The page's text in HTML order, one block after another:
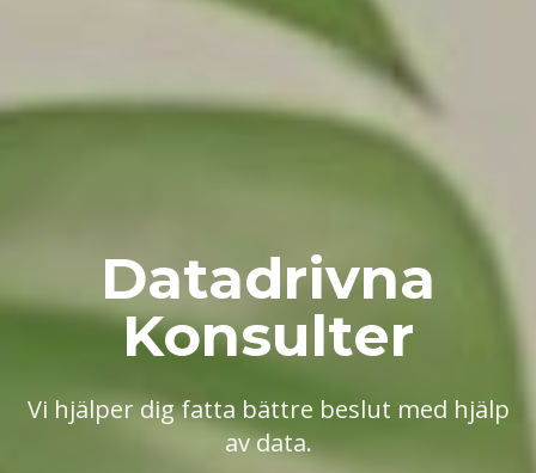
Datadrivna
Konsulter
Vi hjälper dig fatta bättre beslut med hjälp
av data.